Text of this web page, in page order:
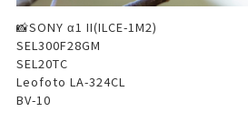
📸SONY α1 II(ILCE-1M2)
SEL300F28GM
SEL20TC
Leofoto LA-324CL
BV-10